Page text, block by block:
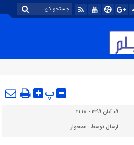
پ
۰۹ آبان ۱۳۹۹ - ۲۱:۱۸
ارسال توسط :غمخوار